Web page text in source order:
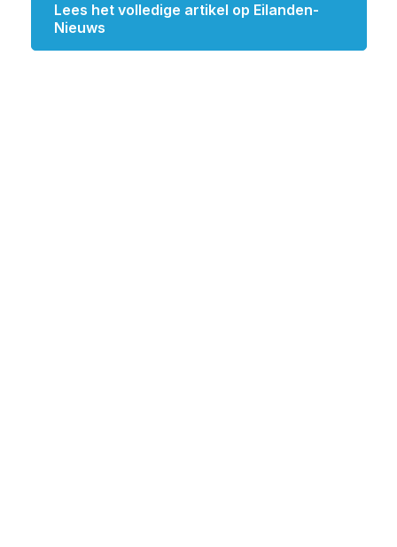
Lees het volledige artikel op Eilanden-
Nieuws